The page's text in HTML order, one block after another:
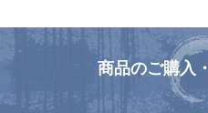
商品のご購入